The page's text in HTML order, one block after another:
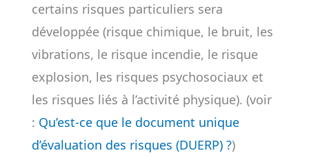
certains risques particuliers sera
développée (risque chimique, le bruit, les
vibrations, le risque incendie, le risque
explosion, les risques psychosociaux et
les risques liés à l’activité physique). (voir
: Qu’est-ce que le document unique
d’évaluation des risques (DUERP) ?)